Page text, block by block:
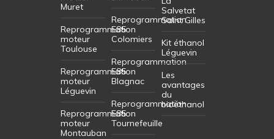
Muret
Reprogrammation
moteur
Toulouse
Reprogrammation
moteur
Léguevin
Reprogrammation
moteur
Montauban
Reprogrammation
E85
Colomiers
Reprogrammation
E85
Blagnac
Reprogrammation
E85
Tournefeuille
Salvetat
Saint Gilles
Kit éthanol
Léguevin
Les
avantages
du
bioéthanol